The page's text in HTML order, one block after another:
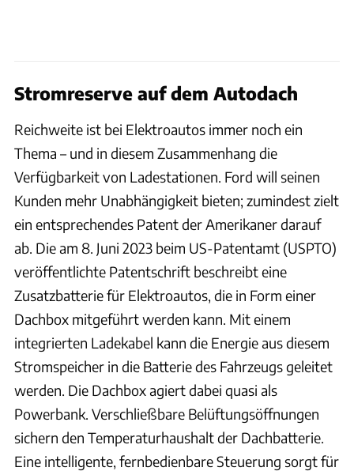
Stromreserve auf dem Autodach
Reichweite ist bei Elektroautos immer noch ein
Thema – und in diesem Zusammenhang die
Verfügbarkeit von Ladestationen. Ford will seinen
Kunden mehr Unabhängigkeit bieten; zumindest zielt
ein entsprechendes Patent der Amerikaner darauf
ab. Die am 8. Juni 2023 beim US-Patentamt (USPTO)
veröffentlichte Patentschrift beschreibt eine
Zusatzbatterie für Elektroautos, die in Form einer
Dachbox mitgeführt werden kann. Mit einem
integrierten Ladekabel kann die Energie aus diesem
Stromspeicher in die Batterie des Fahrzeugs geleitet
werden. Die Dachbox agiert dabei quasi als
Powerbank. Verschließbare Belüftungsöffnungen
sichern den Temperaturhaushalt der Dachbatterie.
Eine intelligente, fernbedienbare Steuerung sorgt für